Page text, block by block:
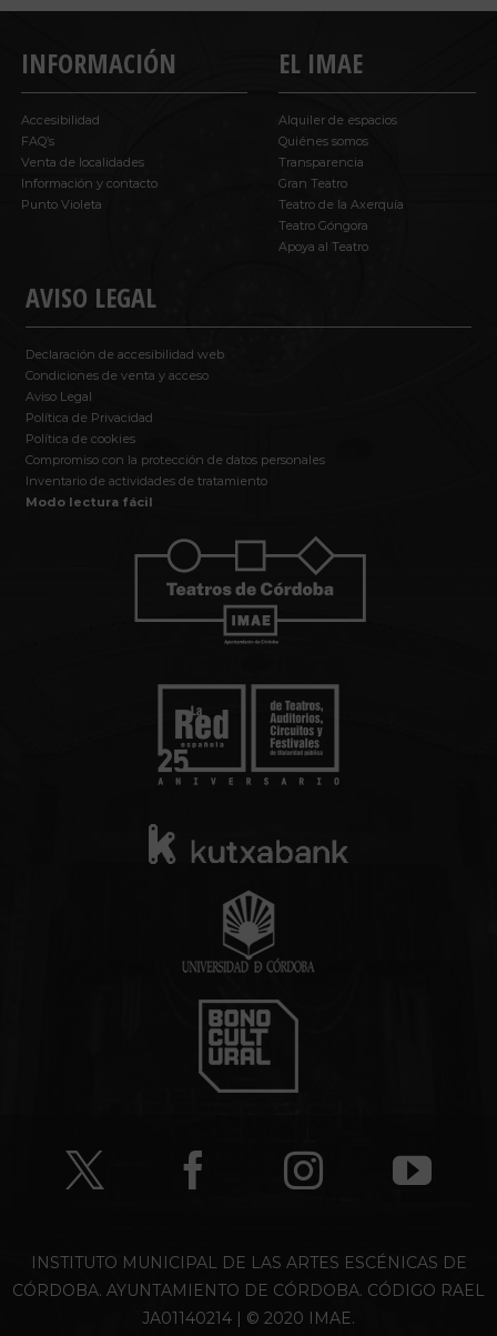
INFORMACIÓN
Accesibilidad
FAQ’s
Venta de localidades
Información y contacto
Punto Violeta
AVISO LEGAL
Declaración de accesibilidad web
Condiciones de venta y acceso
Aviso Legal
Política de Privacidad
Política de cookies
Compromiso con la protección de datos personales
Inventario de actividades de tratamiento
Modo lectura fácil
EL IMAE
Alquiler de espacios
Quiénes somos
Transparencia
Gran Teatro
Teatro de la Axerquía
Teatro Góngora
Apoya al Teatro
INSTITUTO MUNICIPAL DE LAS ARTES ESCÉNICAS DE
CÓRDOBA. AYUNTAMIENTO DE CÓRDOBA. CÓDIGO RAEL
JA01140214 | © 2020 IMAE.